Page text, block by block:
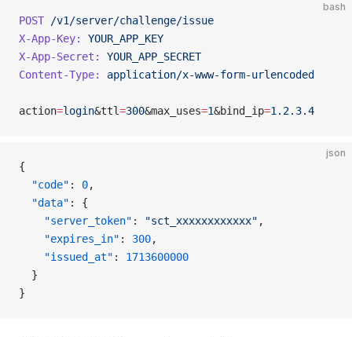
bash
POST /v1/server/challenge/issue
X-App-Key:
YOUR_APP_KEY
X-App-Secret:
YOUR_APP_SECRET
Content-Type:
application/x-www-form-urlencoded
action=login&ttl=300&max_uses=1&bind_ip=1.2.3.4
json
{
  "code"
: 0,
  "data"
: {
    "server_token"
: "sct_xxxxxxxxxxxx" ,
    "expires_in"
: 300,
    "issued_at"
: 1713600000
  }
}